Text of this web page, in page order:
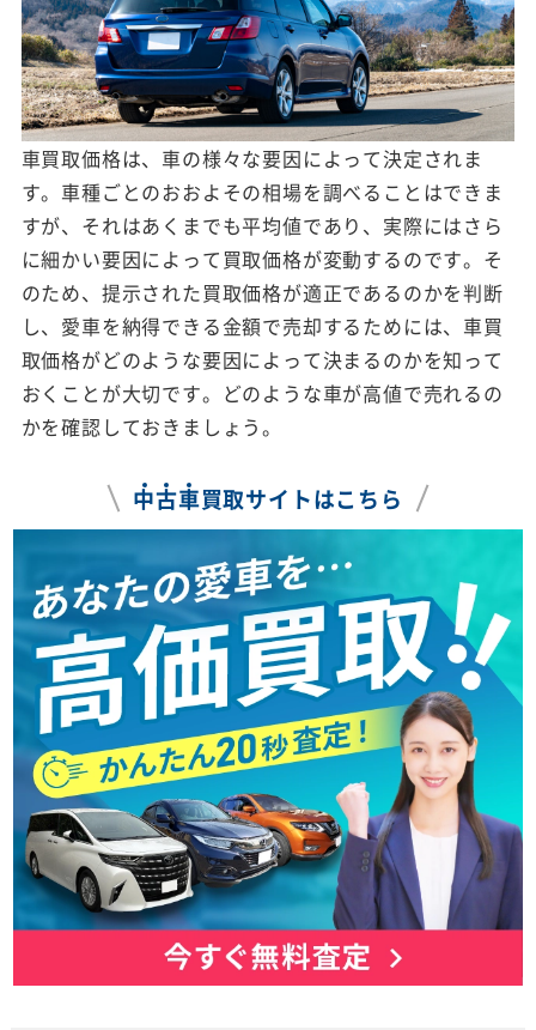
車買取価格は、車の様々な要因によって決定されま
す。車種ごとのおおよその相場を調べることはできま
すが、それはあくまでも平均値であり、実際にはさら
に細かい要因によって買取価格が変動するのです。そ
のため、提示された買取価格が適正であるのかを判断
し、愛車を納得できる金額で売却するためには、車買
取価格がどのような要因によって決まるのかを知って
おくことが大切です。どのような車が高値で売れるの
かを確認しておきましょう。
中古車買取サイトはこちら